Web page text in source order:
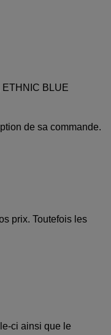
ETHNIC BLUE
de sa commande.
prix. Toutefois les
ci ainsi que le